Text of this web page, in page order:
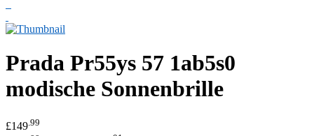
Prada Pr55ys 57 1ab5s0
modische Sonnenbrille
£149 .99